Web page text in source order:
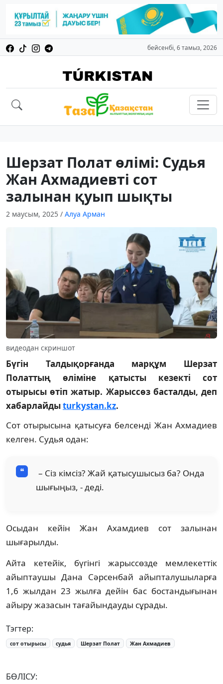
бейсенбі, 6 тамыз, 2026
Шерзат Полат өлімі: Судья
Жан Ахмадиевті сот
залынан қуып шықты
2 маусым, 2025 / Алуа Арман
видеодан скриншот
Бүгін Талдықорғанда марқұм Шерзат
Полаттың өліміне қатысты кезекті сот
отырысы өтіп жатыр. Жарыссөз басталды, деп
хабарлайдыturkystan.kz.
Сот отырысына қатысуға белсенді Жан Ахмадиев
келген. Судья одан:
– Сіз кімсіз? Жай қатысушысыз ба? Онда
шығыңыз, - деді.
Осыдан кейін Жан Ахамдиев сот залынан
шығарылды.
Айта кетейік, бүгінгі жарыссөзде мемлекеттік
айыптаушы Дана Сәрсенбай айыпталушыларға
1,6 жылдан 23 жылға дейін бас бостандығынан
айыру жазасын тағайындауды сұрады.
Тэгтер:
сот отырысы судья Шерзат Полат Жан Ахмадиев
БӨЛІСУ: